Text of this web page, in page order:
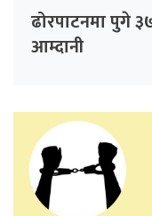
ढोरपाटनमा पुगे
आम्दानी